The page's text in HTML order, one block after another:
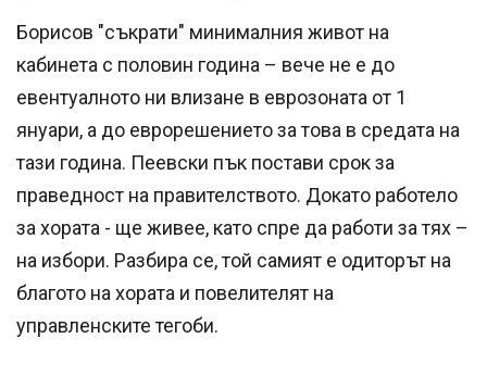
Борисов "съкрати" минималния живот на
кабинета с половин година – вече не е до
евентуалното ни влизане в еврозоната от 1
януари, а до еврорешението за това в средата на
тази година. Пеевски пък постави срок за
праведност на правителството. Докато работело
за хората - ще живее, като спре да работи за тях –
на избори. Разбира се, той самият е одиторът на
благото на хората и повелителят на
управленските тегоби.